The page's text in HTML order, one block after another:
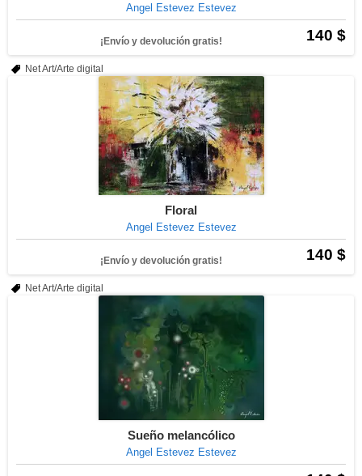
Angel Estevez Estevez
140 $
¡Envío y devolución gratis!
Net Art/Arte digital
Floral
Angel Estevez Estevez
140 $
¡Envío y devolución gratis!
Net Art/Arte digital
Sueño melancólico
Angel Estevez Estevez